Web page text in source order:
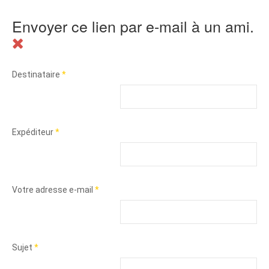
Envoyer ce lien par e-mail à un ami.
Destinataire *
Expéditeur*
Votre adresse e-mail *
Sujet *